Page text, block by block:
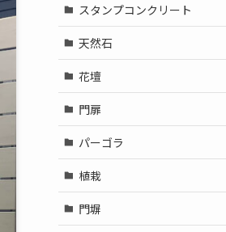
スタンプコンクリート
天然石
花壇
門扉
パーゴラ
植栽
門塀